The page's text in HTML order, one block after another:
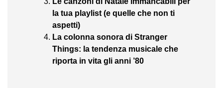
la tua playlist (e quelle che non ti
aspetti)
La colonna sonora di Stranger
Things: la tendenza musicale che
riporta in vita gli anni ’80